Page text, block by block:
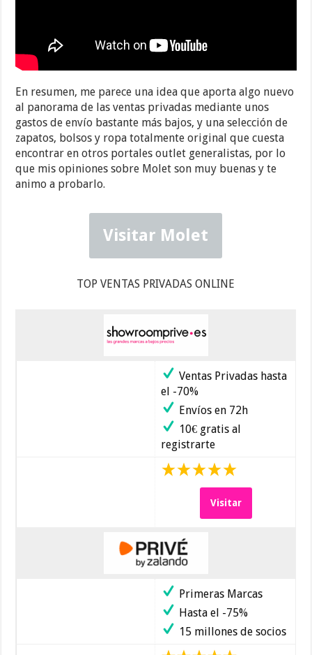
En resumen, me parece una idea que aporta algo nuevo
al panorama de las ventas privadas mediante unos
gastos de envío bastante más bajos, y una selección de
zapatos, bolsos y ropa totalmente original que cuesta
encontrar en otros portales outlet generalistas, por lo
que mis opiniones sobre Molet son muy buenas y te
animo a probarlo.
Visitar Molet
TOP VENTAS PRIVADAS ONLINE
Ventas Privadas hasta
el -70%
Envíos en 72h
10€ gratis al
registrarte
Visitar
Primeras Marcas
Hasta el -75%
15 millones de socios